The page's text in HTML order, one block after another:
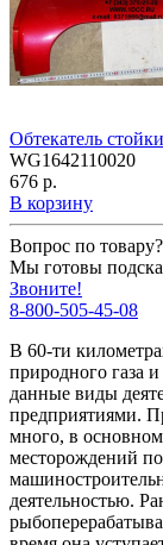
Обтекатель
WG1642110020
676 р.
В корзину
Вопрос по товару?
Мы готовы
Звоните!
8-800-505-45-08
В 60-ти
природного газа
данные виды
предприятиями.
много, в
месторождений
деятельностью.